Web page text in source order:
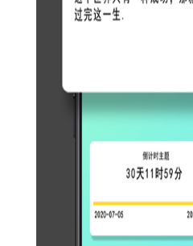
【极序桌面小组件内容】